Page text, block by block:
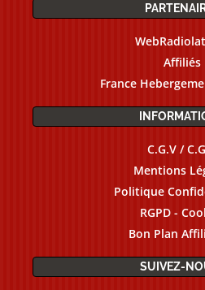
Affiliés
France
C.G.V /
Mentions
Politique
RGPD -
Bon Plan
SUIVEZ-